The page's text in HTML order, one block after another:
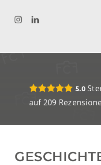
5.0
auf209